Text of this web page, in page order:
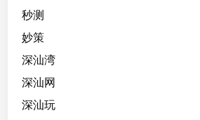
秒测
妙策
深汕湾
深汕网
深汕玩